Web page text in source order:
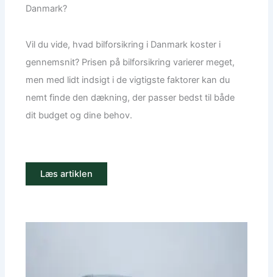
Danmark?
Vil du vide, hvad bilforsikring i Danmark koster i
gennemsnit? Prisen på bilforsikring varierer meget,
men med lidt indsigt i de vigtigste faktorer kan du
nemt finde den dækning, der passer bedst til både
dit budget og dine behov.
Læs artiklen